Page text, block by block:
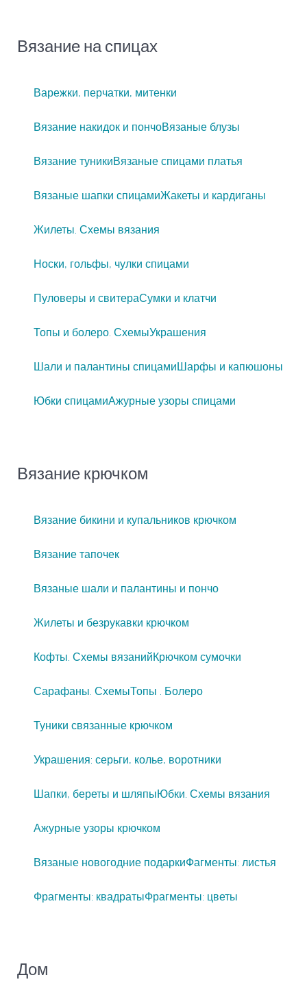
Вязание на спицах
Варежки, перчатки, митенки
Вязание накидок и пончоВязаные блузы
Вязание туникиВязаные спицами платья
Вязаные шапки спицамиЖакеты и кардиганы
Жилеты. Схемы вязания
Носки, гольфы, чулки спицами
Пуловеры и свитераСумки и клатчи
Топы и болеро. СхемыУкрашения
Шали и палантины спицамиШарфы и капюшоны
Юбки спицамиАжурные узоры спицами
Вязание крючком
Вязание бикини и купальников крючком
Вязание тапочек
Вязаные шали и палантины и пончо
Жилеты и безрукавки крючком
Кофты. Схемы вязанийКрючком сумочки
Сарафаны. СхемыТопы . Болеро
Туники связанные крючком
Украшения: серьги, колье, воротники
Шапки, береты и шляпыЮбки. Схемы вязания
Ажурные узоры крючком
Вязаные новогодние подаркиФагменты: листья
Фрагменты: квадратыФрагменты: цветы
Дом